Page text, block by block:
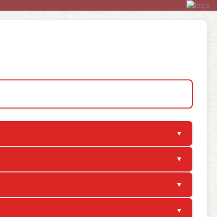
▼
▼
▼
▼